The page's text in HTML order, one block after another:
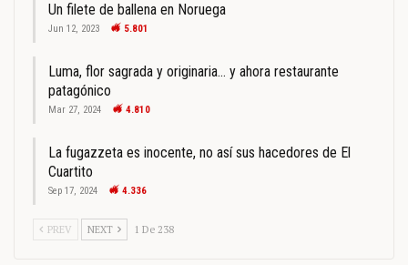
Un filete de ballena en Noruega
Jun 12, 2023 5.801
Luma, flor sagrada y originaria… y ahora restaurante
patagónico
Mar 27, 2024 4.810
La fugazzeta es inocente, no así sus hacedores de El
Cuartito
Sep 17, 2024 4.336
PREV NEXT 1 De 238